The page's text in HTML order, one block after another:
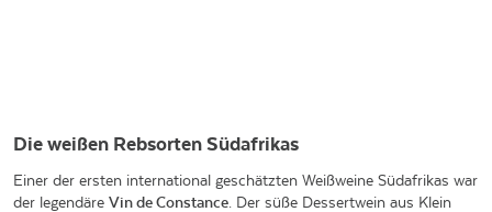
Die weißen Rebsorten Südafrikas
Einer der ersten international geschätzten Weißweine Südafrikas war
der legendäre Vin de Constance . Der süße Dessertwein aus Klein